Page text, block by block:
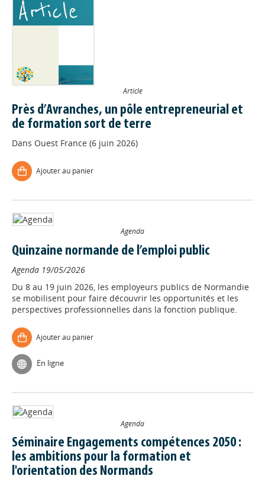
Article
Près d’Avranches, un pôle entrepreneurial et
de formation sort de terre
Dans Ouest France (6 juin 2026)
Ajouter au panier
Agenda
Quinzaine normande de l’emploi public
Agenda 19/05/2026
Du 8 au 19 juin 2026, les employeurs publics de Normandie
se mobilisent pour faire découvrir les opportunités et les
perspectives professionnelles dans la fonction publique.
Ajouter au panier
En ligne
Agenda
Séminaire Engagements compétences 2050 :
les ambitions pour la formation et
l'orientation des Normands